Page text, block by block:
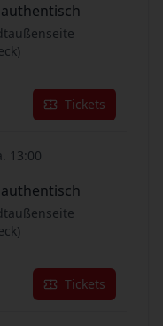
Tickets
13:00
Tickets